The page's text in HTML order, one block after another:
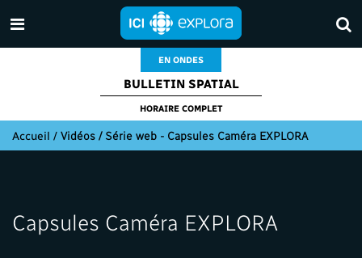
EN ONDES
BULLETIN SPATIAL
HORAIRE COMPLET
Accueil / Vidéos / Série web - Capsules Caméra EXPLORA
Capsules Caméra EXPLORA